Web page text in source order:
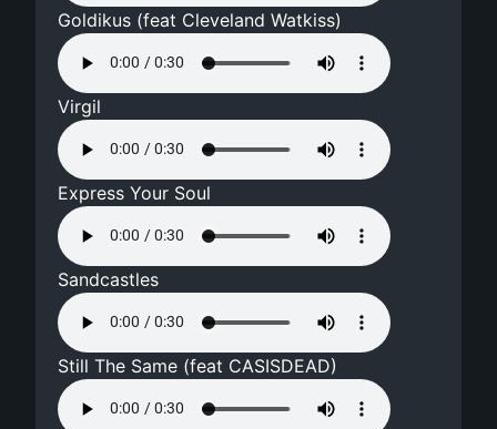
Goldikus (feat Cleveland Watkiss)
Virgil
Express Your Soul
Sandcastles
Still The Same (feat CASISDEAD)